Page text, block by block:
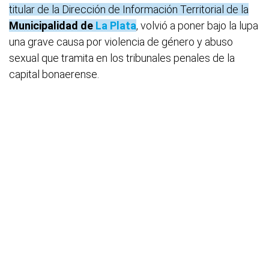
titular de la Dirección de Información Territorial de la
Municipalidad de La Plata, volvió a poner bajo la lupa
una grave causa por violencia de género y abuso
sexual que tramita en los tribunales penales de la
capital bonaerense.